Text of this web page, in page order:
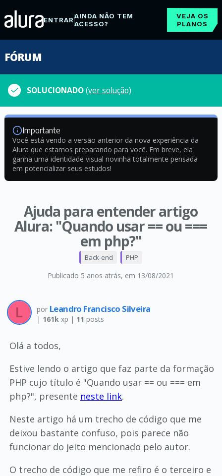
ENTRARAINDA NÃO TEM
ACESSO?
VEJA OS
PLANOS
FÓRUM
SOLUCIONADO(ver solução)
Importante
Você está vendo a versão anterior da nova experiência da
Alura que estamos preparando para você. Em breve, ela
ganha uma identidade visual novinha totalmente pensada
em potencializar seus estudos!
Ajuda para entender artigo
Alura: "Quando usar == ou ===
em php?"
Publicado 5 anos atrás, em 13/08/2021
Back-end PHP
por Leandro Francisco Silveira
| 161kxp | 11 posts
Olá a todos,
Estive lendo o artigo que faz parte da formação
PHP cujo título é "Quando usar == ou === em
php?", presente neste link.
Neste artigo há um trecho de código que me
deixou bastante confuso, pois parece não
funcionar do jeito mencionado pelo autor.
O trecho de código que me refiro é o terceiro e